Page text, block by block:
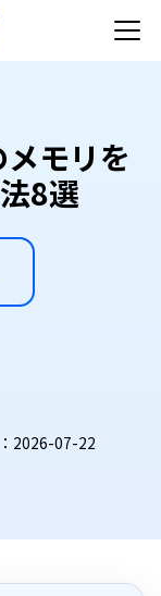
メモリを
8選
2026-07-22